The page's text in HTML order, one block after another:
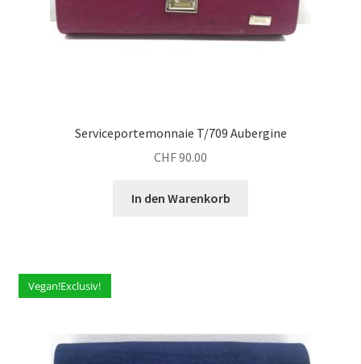
Serviceportemonnaie T/709 Aubergine
CHF90.00
In den Warenkorb
Vegan!Exclusiv!